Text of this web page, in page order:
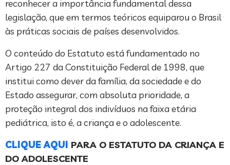
reconhecer a importância fundamental dessa
legislação, que em termos teóricos equiparou o Brasil
às práticas sociais de países desenvolvidos.
O conteúdo do Estatuto está fundamentado no
Artigo 227 da Constituição Federal de 1998, que
institui como dever da família, da sociedade e do
Estado assegurar, com absoluta prioridade, a
proteção integral dos indivíduos na faixa etária
pediátrica, isto é, a criança e o adolescente.
CLIQUE AQUI PARA O ESTATUTO DA CRIANÇA E
DO ADOLESCENTE